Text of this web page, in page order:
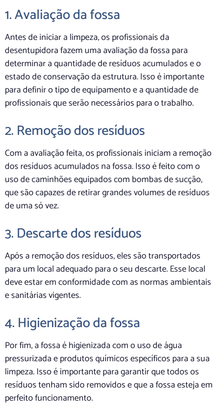
1. Avaliação da fossa
Antes de iniciar a limpeza, os profissionais da
desentupidora fazem uma avaliação da fossa para
determinar a quantidade de resíduos acumulados e o
estado de conservação da estrutura. Isso é importante
para definir o tipo de equipamento e a quantidade de
profissionais que serão necessários para o trabalho.
2. Remoção dos resíduos
Com a avaliação feita, os profissionais iniciam a remoção
dos resíduos acumulados na fossa. Isso é feito com o
uso de caminhões equipados com bombas de sucção,
que são capazes de retirar grandes volumes de resíduos
de uma só vez.
3. Descarte dos resíduos
Após a remoção dos resíduos, eles são transportados
para um local adequado para o seu descarte. Esse local
deve estar em conformidade com as normas ambientais
e sanitárias vigentes.
4. Higienização da fossa
Por fim, a fossa é higienizada com o uso de água
pressurizada e produtos químicos específicos para a sua
limpeza. Isso é importante para garantir que todos os
resíduos tenham sido removidos e que a fossa esteja em
perfeito funcionamento.